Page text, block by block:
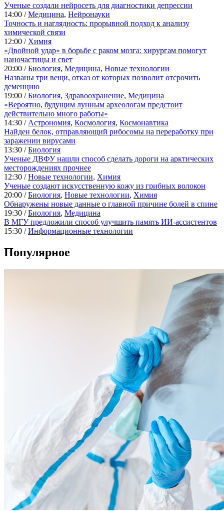
Ученые создали нейросеть для диагностики депрессии
14:00 /Медицина, Нейронауки
Точность и наглядность: прорывной подход к анализу
химической связи
12:00 / Химия
«Двойной удар» в борьбе с раком мозга: хирургам помогут
наночастицы и свет
20:00 /Биология, Медицина, Новые технологии
Названы три вещи, отказ от которых позволит отсрочить
деменцию
19:00 /Биология, Здравоохранение, Медицина
«Вероятно, будущим лунным археологам предстоит
действительно много работы»
14:30 / Астрономия, Космология, Космонавтика
Найден белок, отправляющий рибосомы на переработку при
заражении вирусами
13:30 /Биология
Ученые ДВФУ нашли способ сделать дороги на арктических
месторождениях прочнее
12:30 /Новые технологии, Химия
Ученые создают искусственную кожу из грибных волокон
20:00 /Биология, Новые технологии, Химия
Обнаружены новые данные о главной причине болей в спине
19:30 /Биология, Медицина
В МГУ предложили способ улучшить память ИИ-ассистентов
15:30 /Информационные технологии
Популярное